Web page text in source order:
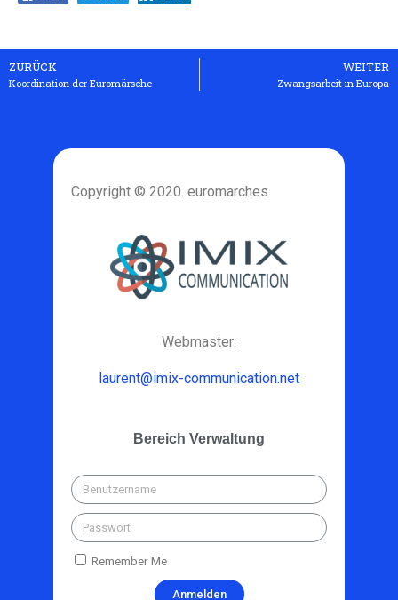
ZURÜCK
Koordination der Euromärsche
WEITER
Zwangsarbeit in Europa
Copyright © 2020. euromarches
Webmaster:
laurent@imix-communication.net
Bereich Verwaltung
Remember Me
Anmelden